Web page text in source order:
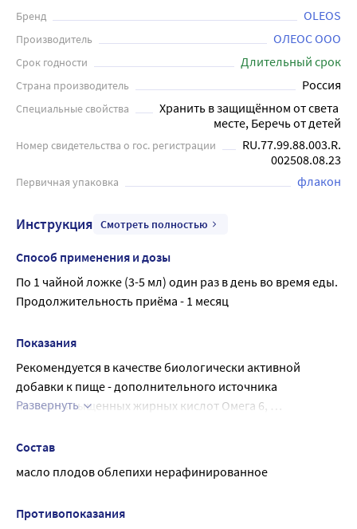
каротиноидов считается лидером среди всех
растительных масел. Облепиховое масло используется
профилактики гастрита, улучшения зрения и состояния
кожи, работы кишечника. Используйте масло в выпечке,
для заправки салатов, блюд из моркови, тыквы и
фруктов. Нагревать не рекомендуется! По 1 чайной
ложке (3-5 мл) один раз в день во время еды.
применением рекомендуется проконсультироваться с
Бренд OLEOS
Производитель ОЛЕОС ООО
Срок годности Длительный срок
Страна производитель Россия
Специальные свойства
Хранить в защищённом от света
месте, Беречь от детей
Номер свидетельства о гос. регистрации
RU.77.99.88.003.R.
002508.08.23
Первичная упаковка флакон
Инструкция Смотреть полностью
Способ применения и дозы
По 1 чайной ложке (3-5 мл) один раз в день во время еды.
Продолжительность приёма - 1 месяц
Показания
Рекомендуется в качестве биологически активной
добавки к пище - дополнительного источника
полиненасыщенных жирных кислот Омега 6,
Развернуть
Состав
масло плодов облепихи нерафинированное
Противопоказания